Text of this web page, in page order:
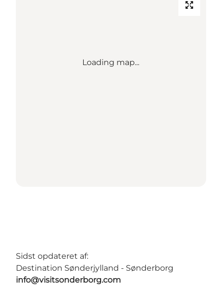
Loading map...
Sidst opdateret af:
Destination Sønderjylland - Sønderborg
info@visitsonderborg.com